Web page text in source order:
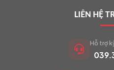
LIÊN HỆ
Hỗ trợ